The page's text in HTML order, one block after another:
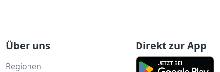
Über uns
Regionen
Direkt zur App